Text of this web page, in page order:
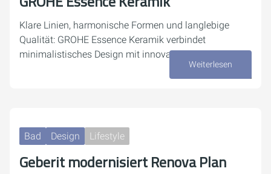
Klare Linien, harmonische Formen und langlebige
Qualität: GROHE Essence Keramik verbindet
minimalistisches Design mit innovativen Features.
Weiterlesen
Bad Design Lifestyle
Geberit modernisiert Renova Plan